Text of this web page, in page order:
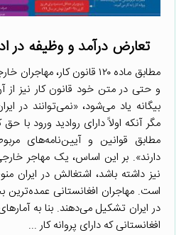
تعارض درآمد و وظیفه در
مطابق ماده ۱۲۰ قانون کار،
و حتی در متن خود قانون کار نیز از
بیگانه یاد می‌شود، «نمی‌توانند در
مگر آنکه اولاً دارای روادید ورود با
مطابق قوانین و آیین‌نامه‌های
دارند». بر این اساس، یک مهاجر
نیز داشته باشد، اشتغالش در ایران
است. مهاجران افغانستانی
در ایران تشکیل می‌دهند. بنا به
افغانستانی که دارای پروانه کار ...